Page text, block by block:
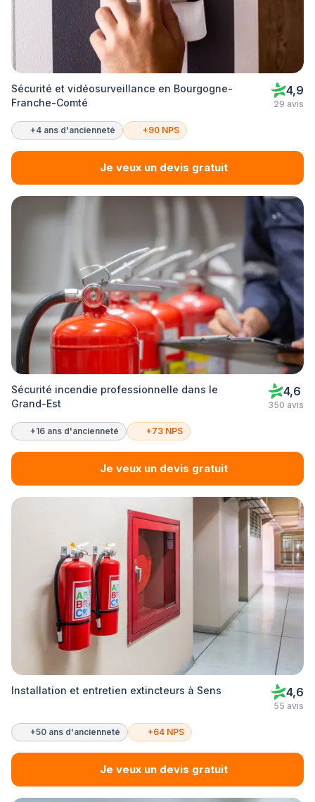
Sécurité et vidéosurveillance en Bourgogne-
Franche-Comté
4,9
29 avis
+4 ans d'ancienneté +90 NPS
Je veux un devis gratuit
Sécurité incendie professionnelle dans le
Grand-Est
4,6
350 avis
+16 ans d'ancienneté +73 NPS
Je veux un devis gratuit
Installation et entretien extincteurs à Sens 4,6
55 avis
+50 ans d'ancienneté +64 NPS
Je veux un devis gratuit